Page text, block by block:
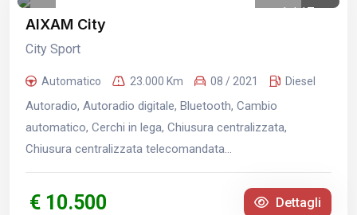
1 /17
AIXAM City
City Sport
Automatico 23.000 Km 08 / 2021 Diesel
Autoradio, Autoradio digitale, Bluetooth, Cambio
automatico, Cerchi in lega, Chiusura centralizzata,
Chiusura centralizzata telecomandata...
€ 10.500 Dettagli